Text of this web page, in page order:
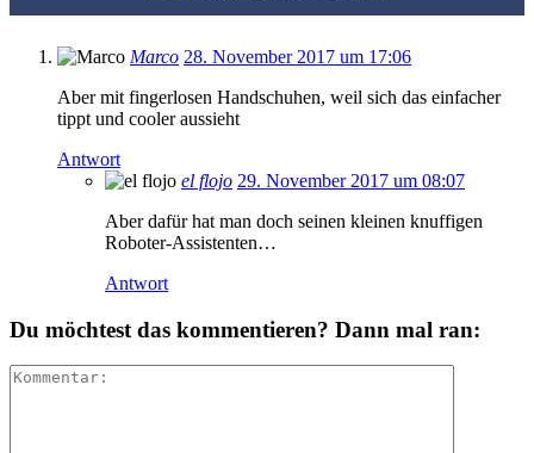
Marco 28. November 2017 um 17:06
Aber mit fingerlosen Handschuhen, weil sich das einfacher
tippt und cooler aussieht
Antwort
el flojo 29. November 2017 um 08:07
Aber dafür hat man doch seinen kleinen knuffigen
Roboter-Assistenten…
Antwort
Du möchtest das kommentieren? Dann mal ran: